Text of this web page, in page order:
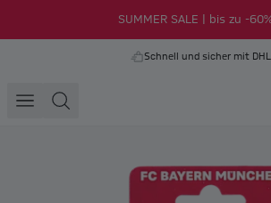
SUMMER SALE | bis zu -
Schnell und sicher mit DHL